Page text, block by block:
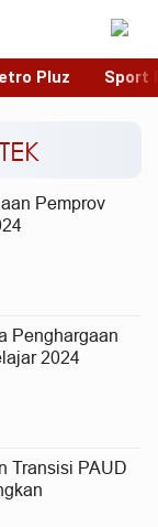
Pluz Sport
Pemprov
Penghargaan
2024
Transisi PAUD